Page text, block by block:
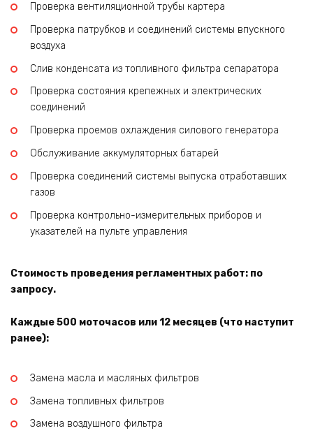
Проверка вентиляционной трубы картера
Проверка патрубков и соединений системы впускного
воздуха
Слив конденсата из топливного фильтра сепаратора
Проверка состояния крепежных и электрических
соединений
Проверка проемов охлаждения силового генератора
Обслуживание аккумуляторных батарей
Проверка соединений системы выпуска отработавших
газов
Проверка контрольно-измерительных приборов и
указателей на пульте управления
Стоимость проведения регламентных работ: по
запросу.
Каждые 500 моточасов или 12 месяцев (что наступит
ранее):
Замена масла и масляных фильтров
Замена топливных фильтров
Замена воздушного фильтра